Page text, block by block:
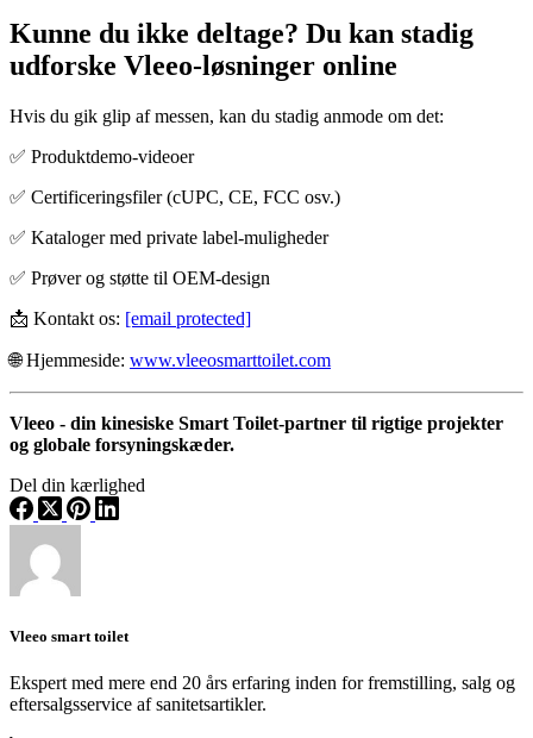
Kunne du ikke deltage? Du kan stadig
udforske Vleeo-løsninger online
Hvis du gik glip af messen, kan du stadig anmode om det:
✅ Produktdemo-videoer
✅ Certificeringsfiler (cUPC, CE, FCC osv.)
✅ Kataloger med private label-muligheder
✅ Prøver og støtte til OEM-design
📩 Kontakt os: [email protected]
🌐 Hjemmeside: www.vleeosmarttoilet.com
Vleeo - din kinesiske Smart Toilet-partner til rigtige projekter
og globale forsyningskæder.
Del din kærlighed
Vleeo smart toilet
Ekspert med mere end 20 års erfaring inden for fremstilling, salg og
eftersalgsservice af sanitetsartikler.